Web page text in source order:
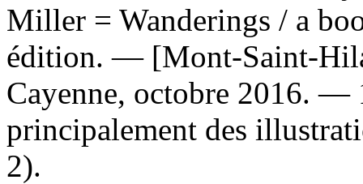
Miller = Wanderings / a
édition. — [Mont-Saint-
Cayenne, octobre 2016. —
principalement des
2).